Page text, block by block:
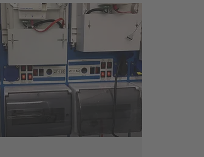
communications technology ICT